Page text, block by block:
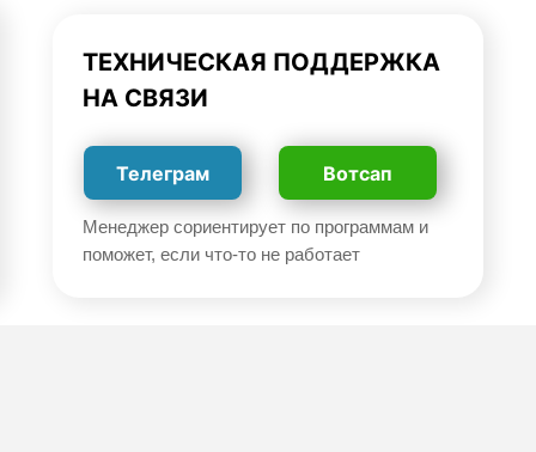
ТЕХНИЧЕСКАЯ ПОДДЕРЖКА
НА СВЯЗИ
Телеграм
Менеджер сориентирует по программам и
поможет, если что-то не работает
Вотсап